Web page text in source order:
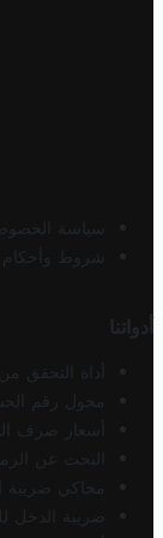
سياسة
شروط وأحكام
أدواتنا
أداة التحقق
محول رقم
أسعار صرف
البحث عن
محاكي ضريبة
ضريبة الدخل